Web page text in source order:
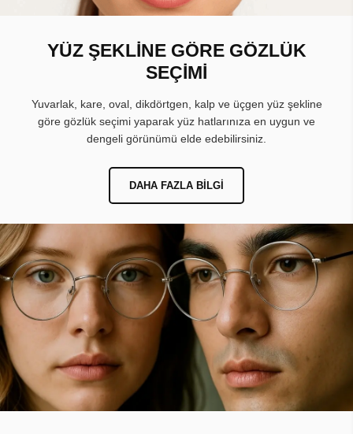
YÜZ ŞEKLİNE GÖRE GÖZLÜK
SEÇİMİ
Yuvarlak, kare, oval, dikdörtgen, kalp ve üçgen yüz şekline
göre gözlük seçimi yaparak yüz hatlarınıza en uygun ve
dengeli görünümü elde edebilirsiniz.
DAHA FAZLA BILGI